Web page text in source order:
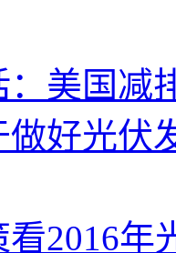
：美国减
做好光伏
看2016年